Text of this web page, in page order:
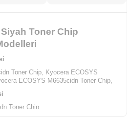
Toner Chip
Toner Chip, Kyocera ECOSYS
ECOSYS M6635cidn Toner Chip,
Toner Chip,